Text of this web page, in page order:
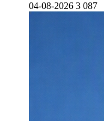
04-08-2026 3 087